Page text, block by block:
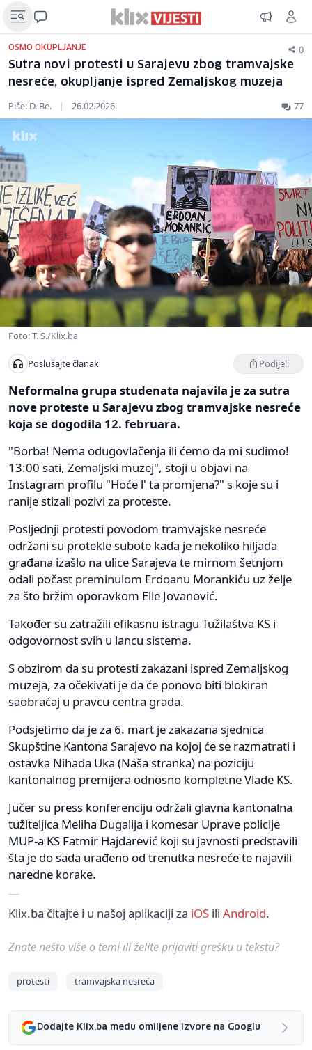
OSMO OKUPLJANJE 0
Sutra novi protesti u Sarajevu zbog tramvajske
nesreće, okupljanje ispred Zemaljskog muzeja
Piše: D. Be. | 26.02.2026. 77
Foto: T. S./Klix.ba
Poslušajte članak Podijeli
Neformalna grupa studenata najavila je za sutra
nove proteste u Sarajevu zbog tramvajske nesreće
koja se dogodila 12. februara.
"Borba! Nema odugovlačenja ili ćemo da mi sudimo!
13:00 sati, Zemaljski muzej", stoji u objavi na
Instagram profilu "Hoće l' ta promjena?" s koje su i
ranije stizali pozivi za proteste.
Posljednji protesti povodom tramvajske nesreće
održani su protekle subote kada je nekoliko hiljada
građana izašlo na ulice Sarajeva te mirnom šetnjom
odali počast preminulom Erdoanu Morankiću uz želje
za što bržim oporavkom Elle Jovanović.
Također su zatražili efikasnu istragu Tužilaštva KS i
odgovornost svih u lancu sistema.
S obzirom da su protesti zakazani ispred Zemaljskog
muzeja, za očekivati je da će ponovo biti blokiran
saobraćaj u pravcu centra grada.
Podsjetimo da je za 6. mart je zakazana sjednica
Skupštine Kantona Sarajevo na kojoj će se razmatrati i
ostavka Nihada Uka (Naša stranka) na poziciju
kantonalnog premijera odnosno kompletne Vlade KS.
Jučer su press konferenciju održali glavna kantonalna
tužiteljica Meliha Dugalija i komesar Uprave policije
MUP-a KS Fatmir Hajdarević koji su javnosti predstavili
šta je do sada urađeno od trenutka nesreće te najavili
naredne korake.
Klix.ba čitajte i u našoj aplikaciji za iOS ili Android.
Znate nešto više o temi ili želite prijaviti grešku u tekstu?
protesti tramvajska nesreća
Dodajte Klix.ba među omiljene izvore na Googlu